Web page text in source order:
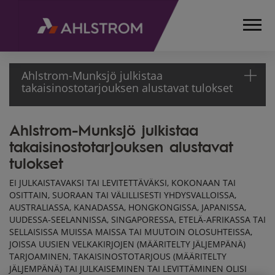
Ahlstrom-Munksjö julkistaa
takaisinostotarjouksen alustavat tulokset
ETUSIVU
MEDIA
PÖRSSITIEDOTTEET
2017
AHLSTROM-MUNKSJÖ
TAKAISINOSTOTARJOUKSEN
ALUSTAVAT TULOKSET
Ahlstrom-Munksjö julkistaa
takaisinostotarjouksen alustavat
tulokset
EI JULKAISTAVAKSI TAI LEVITETTÄVÄKSI, KOKONAAN TAI
OSITTAIN, SUORAAN TAI VÄLILLISESTI YHDYSVALLOISSA,
AUSTRALIASSA, KANADASSA, HONGKONGISSA, JAPANISSA,
UUDESSA-SEELANNISSA, SINGAPORESSA, ETELÄ-AFRIKASSA TAI
SELLAISISSA MUISSA MAISSA TAI MUUTOIN OLOSUHTEISSA,
JOISSA UUSIEN VELKAKIRJOJEN (MÄÄRITELTY JÄLJEMPÄNÄ)
TARJOAMINEN, TAKAISINOSTOTARJOUS (MÄÄRITELTY
JÄLJEMPÄNÄ) TAI JULKAISEMINEN TAI LEVITTÄMINEN OLISI